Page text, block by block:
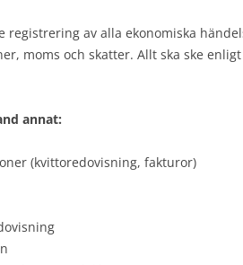
registrering av alla ekonomiska
moms och skatter. Allt ska ske
annat:
(kvittoredovisning, fakturor)